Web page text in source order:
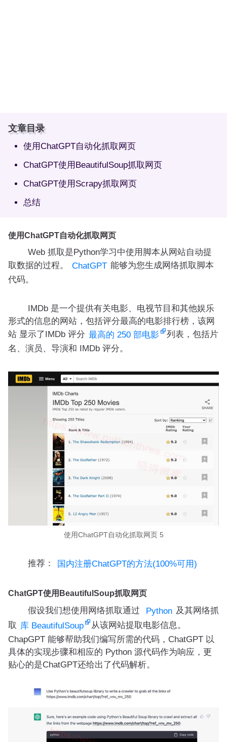
文章目录
使用ChatGPT自动化抓取网页
ChatGPT使用BeautifulSoup抓取网页
ChatGPT使用Scrapy抓取网页
总结
使用ChatGPT自动化抓取网页
Web 抓取是Python学习中使用脚本从网站自动提
取数据的过程。
ChatGPT 能够为您生成网络抓取脚本
代码。
IMDb 是一个提供有关电影、电视节目和其他娱乐
形式的信息的网站，包括评分最高的电影排行榜，该网
站 显示了IMDb 评分 最高的 250 部电影
列表，包括片
名、演员、导演和 IMDb 评分。
使用ChatGPT自动化抓取网页 5
推荐： 国内注册ChatGPT的方法(100%可用)
ChatGPT使用BeautifulSoup抓取网页
假设我们想使用网络抓取通过 Python 及其网络抓
取 库 BeautifulSoup
从该网站提取电影信息。
ChapGPT 能够帮助我们编写所需的代码，ChatGPT 以
具体的实现步骤和相应的 Python 源代码作为响应，更
贴心的是ChatGPT还给出了代码解析。